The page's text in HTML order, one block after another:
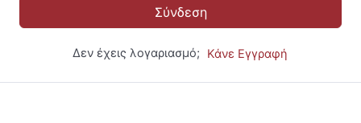
Σύνδεση
Δεν έχεις λογαριασμό; Κάνε Εγγραφή